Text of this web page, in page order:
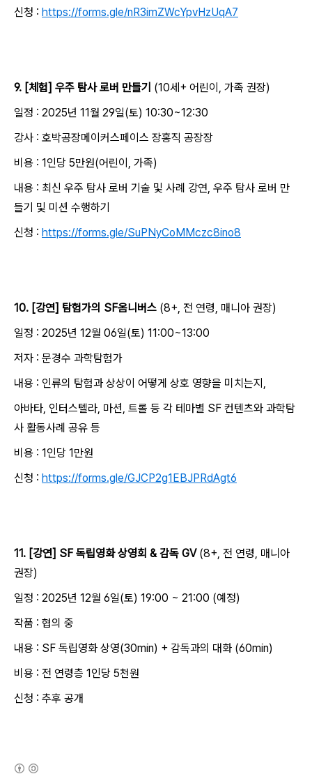
신청 : https://forms.gle/nR3imZWcYpvHzUqA7
9. [체험] 우주 탐사 로버 만들기 (10세+ 어린이, 가족 권장)
일정 : 2025년 11월 29일(토) 10:30~12:30
강사 : 호박공장메이커스페이스 장홍직 공장장
비용 : 1인당 5만원(어린이, 가족)
내용 : 최신 우주 탐사 로버 기술 및 사례 강연, 우주 탐사 로버 만
들기 및 미션 수행하기
신청 : https://forms.gle/SuPNyCoMMczc8ino8
10. [강연] 탐험가의 SF옴니버스 (8+, 전 연령, 매니아 권장)
일정 : 2025년 12월 06일(토) 11:00~13:00
저자 : 문경수 과학탐험가
내용 : 인류의 탐험과 상상이 어떻게 상호 영향을 미치는지,
아바타, 인터스텔라, 마션, 트롤 등 각 테마별 SF 컨텐츠와 과학탐
사 활동사례 공유 등
비용 : 1인당 1만원
신청 : https://forms.gle/GJCP2g1EBJPRdAgt6
11. [강연] SF 독립영화 상영회 & 감독 GV (8+, 전 연령, 매니아
권장)
일정 : 2025년 12월 6일(토) 19:00 ~ 21:00 (예정)
작품 : 협의 중
내용 : SF 독립영화 상영(30min) + 감독과의 대화 (60min)
비용 : 전 연령층 1인당 5천원
신청 : 추후 공개